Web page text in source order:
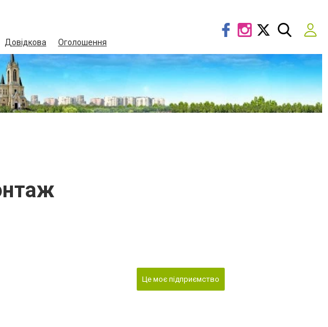
Довідкова Оголошення
Це моє підприємство